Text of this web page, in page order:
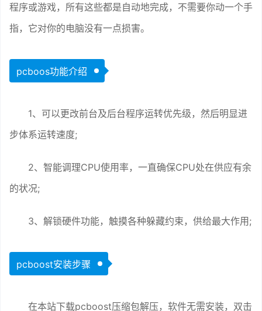
程序或游戏，所有这些都是自动地完成，不需要你动一个手
指，它对你的电脑没有一点损害。
pcboos功能介绍
1、可以更改前台及后台程序运转优先级，然后明显进
步体系运转速度;
2、智能调理CPU使用率，一直确保CPU处在供应有余
的状况;
3、解锁硬件功能，触摸各种躲藏约束，供给最大作用;
pcboost安装步骤
在本站下载pcboost压缩包解压，软件无需安装，双击